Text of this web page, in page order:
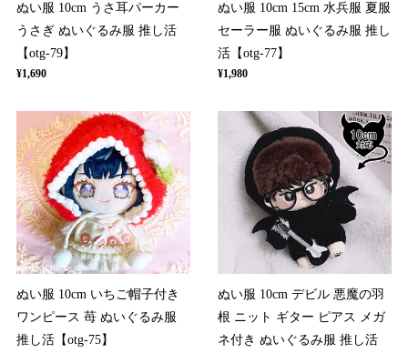
ぬい服 10cm うさ耳パーカー
うさぎ ぬいぐるみ服 推し活
【otg-79】
¥1,690
ぬい服 10cm 15cm 水兵服 夏服
セーラー服 ぬいぐるみ服 推し
活【otg-77】
¥1,980
ぬい服 10cm いちご帽子付き
ワンピース 苺 ぬいぐるみ服
推し活【otg-75】
ぬい服 10cm デビル 悪魔の羽
根 ニット ギター ピアス メガ
ネ付き ぬいぐるみ服 推し活